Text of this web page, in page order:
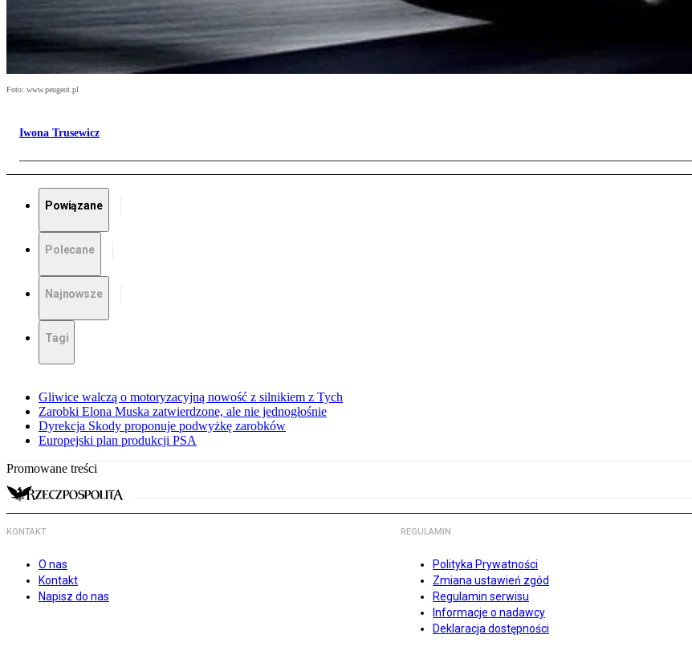
Foto: www.peugeot.pl
Iwona Trusewicz
Powiązane
Polecane
Najnowsze
Tagi
Gliwice walczą o motoryzacyjną nowość z silnikiem z Tych
Zarobki Elona Muska zatwierdzone, ale nie jednogłośnie
Dyrekcja Skody proponuje podwyżkę zarobków
Europejski plan produkcji PSA
Promowane treści
KONTAKT
O nas
Kontakt
Napisz do nas
REGULAMIN
Polityka Prywatności
Zmiana ustawień zgód
Regulamin serwisu
Informacje o nadawcy
Deklaracja dostępności